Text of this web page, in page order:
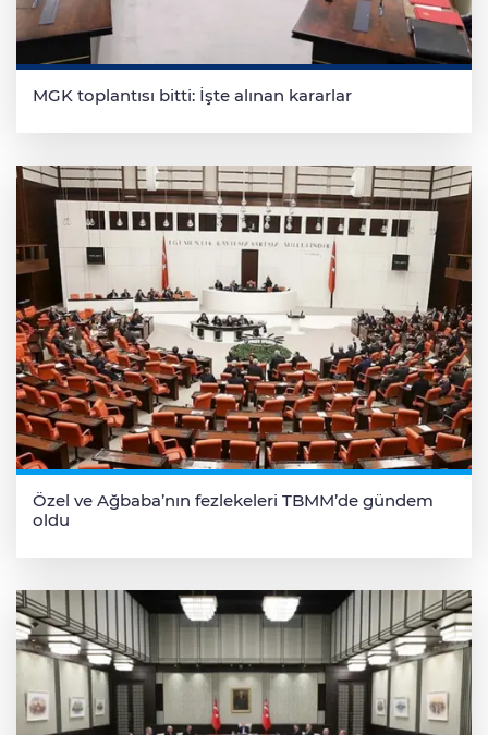
MGK toplantısı bitti: İşte alınan kararlar
Özel ve Ağbaba’nın fezlekeleri TBMM’de gündem
oldu